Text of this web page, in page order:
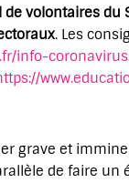
volontaires du
. Les
info-coronavirus
grave et
de faire un